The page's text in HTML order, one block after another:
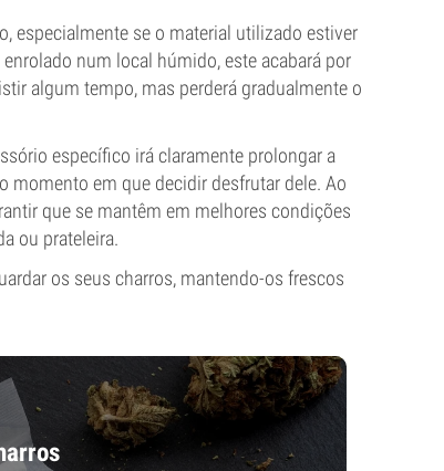
especialmente se o material utilizado estiver
num local húmido, este acabará por
algum tempo, mas perderá gradualmente o
específico irá claramente prolongar a
momento em que decidir desfrutar dele. Ao
que se mantêm em melhores condições
ou prateleira.
os seus charros, mantendo-os frescos